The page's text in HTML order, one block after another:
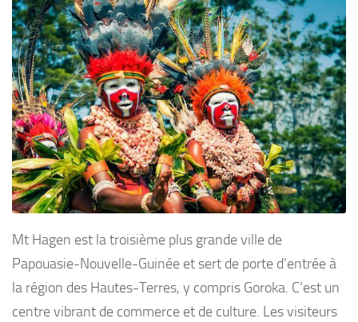
Mt Hagen est la troisième plus grande ville de
Papouasie-Nouvelle-Guinée et sert de porte d’entrée à
la région des Hautes-Terres, y compris Goroka. C’est un
centre vibrant de commerce et de culture. Les visiteurs